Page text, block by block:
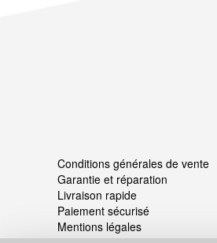
Conditions générales de vente
Garantie et réparation
Livraison rapide
Paiement sécurisé
Mentions légales